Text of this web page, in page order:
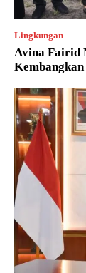
Lingkungan
Avina Fairid